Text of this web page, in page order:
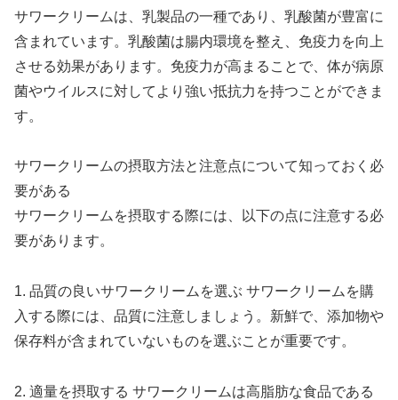
サワークリームは、乳製品の一種であり、乳酸菌が豊富に
含まれています。乳酸菌は腸内環境を整え、免疫力を向上
させる効果があります。免疫力が高まることで、体が病原
菌やウイルスに対してより強い抵抗力を持つことができま
す。
サワークリームの摂取方法と注意点について知っておく必
要がある
サワークリームを摂取する際には、以下の点に注意する必
要があります。
1. 品質の良いサワークリームを選ぶ サワークリームを購
入する際には、品質に注意しましょう。新鮮で、添加物や
保存料が含まれていないものを選ぶことが重要です。
2. 適量を摂取する サワークリームは高脂肪な食品である